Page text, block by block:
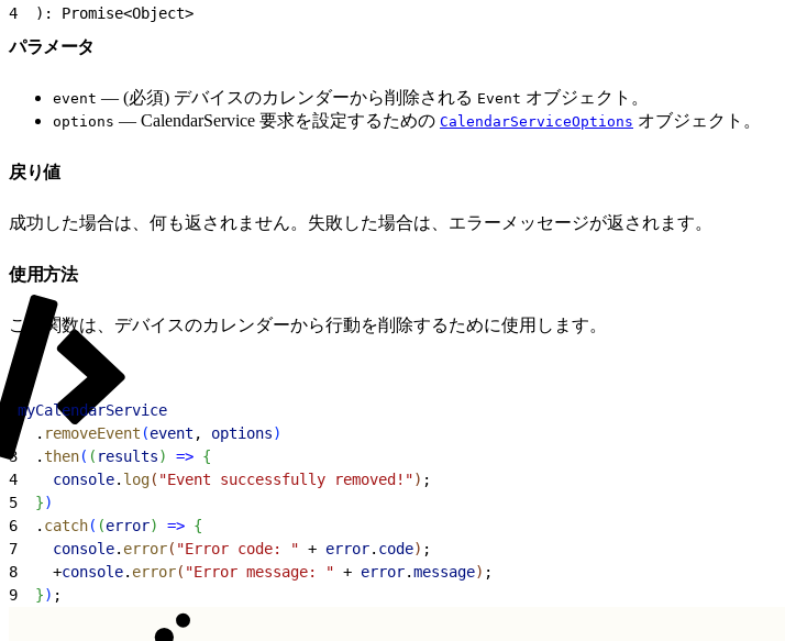
4
  ): Promise<Object>
パラメータ
event — (必須) デバイスのカレンダーから削除される Event オブジェクト。
options — CalendarService 要求を設定するための CalendarServiceOptions オブジェクト。
戻り値
成功した場合は、何も返されません。失敗した場合は、エラーメッセージが返されます。
使用方法
この関数は、デバイスのカレンダーから行動を削除するために使用します。
myCalendarService
  .
removeEvent (event , options)
3
  .
then( ( results) => {
4
    console
. log( "Event successfully removed!") ;
5
})
6
  .
catch( (error) => {
7
    console
. error( "Error code: " + error. code) ;
8
    +
console. error( "Error message: " + error.message) ;
9
}) ;